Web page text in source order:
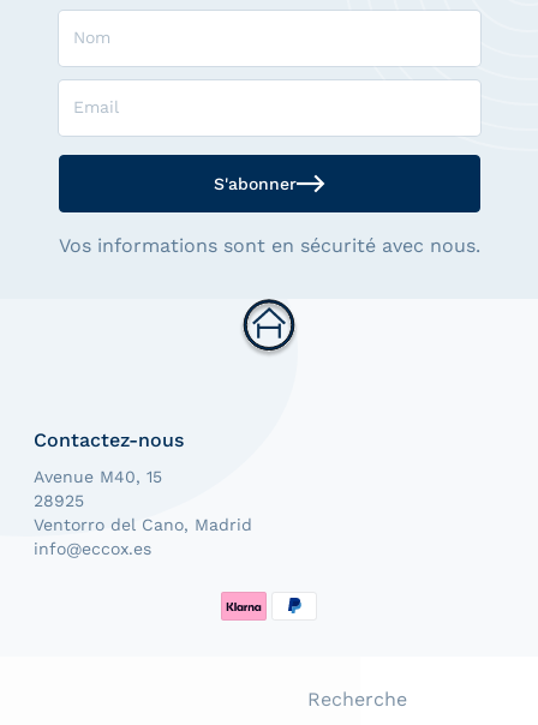
Contactez-nous
Avenue M40, 15
28925
Ventorro del Cano, Madrid
info@eccox.es
S'abonner
Vos informations sont en sécurité avec nous.
Recherche